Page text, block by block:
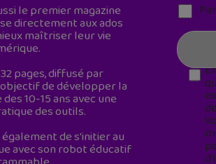
le premier magazine
directement aux ados
maîtriser leur vie
pages, diffusé par
de développer la
10-15 ans avec une
des outils.
de s'initier au
avec son robot éducatif